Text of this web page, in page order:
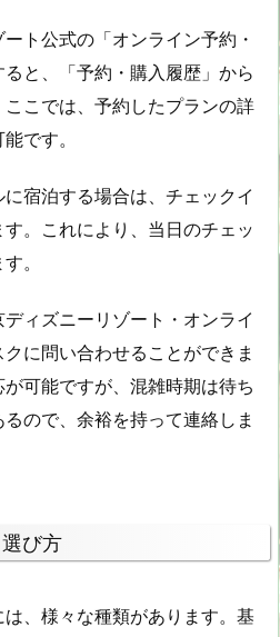
ト公式の「オンライン予約・
と、「予約・購入履歴」から
こでは、予約したプランの詳
です。
宿泊する場合は、チェックイ
。これにより、当日のチェッ
。
ィズニーリゾート・オンライ
に問い合わせることができま
可能ですが、混雑時期は待ち
ので、余裕を持って連絡しま
び方
、様々な種類があります。基